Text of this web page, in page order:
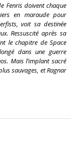
Fenris doivent chaque
en maraude pour
voit sa destinée
Ressuscité après sa
le chapitre de Space
dans une guerre
Mais l’implant sacré
sauvages, et Ragnar